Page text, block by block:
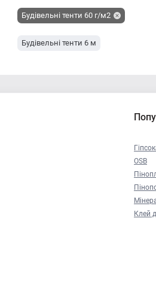
Будівельні тенти 60 г/м2
Будівельні тенти 6 м
OSB
Клей